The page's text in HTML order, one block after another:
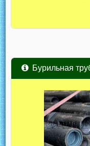
Бурильная